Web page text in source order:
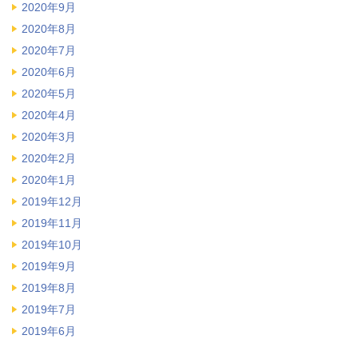
2020年9月
2020年8月
2020年7月
2020年6月
2020年5月
2020年4月
2020年3月
2020年2月
2020年1月
2019年12月
2019年11月
2019年10月
2019年9月
2019年8月
2019年7月
2019年6月